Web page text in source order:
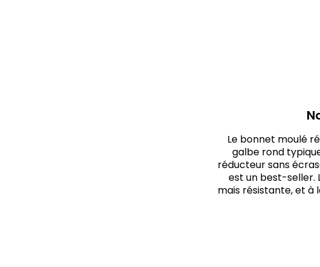
Le bonnet moulé
galbe rond
réducteur sans
est un best-seller.
mais résistante, et à